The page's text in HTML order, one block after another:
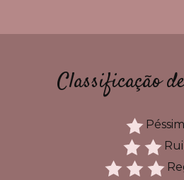
Classificação